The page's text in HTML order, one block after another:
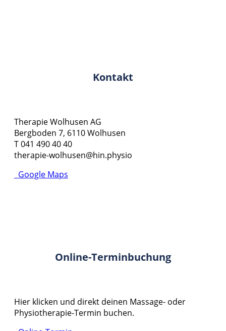
Kontakt
Therapie Wolhusen AG
Bergboden 7, 6110 Wolhusen
T 041 490 40 40
therapie-wolhusen@hin.physio
Google Maps
Online-Terminbuchung
Hier klicken und direkt deinen Massage- oder
Physiotherapie-Termin buchen.